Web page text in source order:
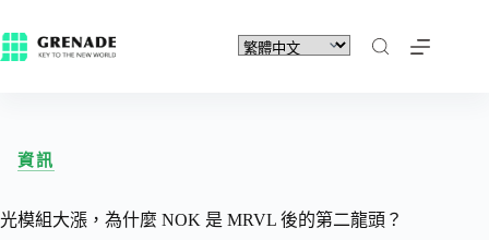
資訊
光模組大漲，為什麼 NOK 是 MRVL 後的第二龍頭？